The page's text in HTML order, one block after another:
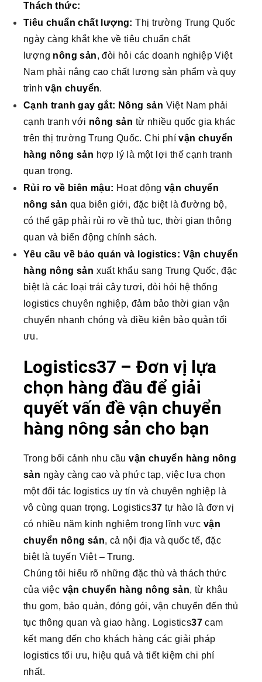
Thách thức:
Tiêu chuẩn chất lượng: Thị trường Trung Quốc
ngày càng khắt khe về tiêu chuẩn chất
lượng nông sản, đòi hỏi các doanh nghiệp Việt
Nam phải nâng cao chất lượng sản phẩm và quy
trìnhvận chuyển.
Cạnh tranh gay gắt: Nông sản Việt Nam phải
cạnh tranh với nông sản từ nhiều quốc gia khác
trên thị trường Trung Quốc. Chi phívận chuyển
hàng nông sản hợp lý là một lợi thế cạnh tranh
quan trọng.
Rủi ro về biên mậu: Hoạt độngvận chuyển
nông sản qua biên giới, đặc biệt là đường bộ,
có thể gặp phải rủi ro về thủ tục, thời gian thông
quan và biến động chính sách.
Yêu cầu về bảo quản và logistics: Vận chuyển
hàng nông sản xuất khẩu sang Trung Quốc, đặc
biệt là các loại trái cây tươi, đòi hỏi hệ thống
logistics chuyên nghiệp, đảm bảo thời gian vận
chuyển nhanh chóng và điều kiện bảo quản tối
ưu.
Logistics37 – Đơn vị lựa
chọn hàng đầu để giải
quyết vấn đề vận chuyển
hàng nông sản cho bạn
Trong bối cảnh nhu cầuvận chuyển hàng nông
sản ngày càng cao và phức tạp, việc lựa chọn
một đối tác logistics uy tín và chuyên nghiệp là
vô cùng quan trọng. Logistics37 tự hào là đơn vị
có nhiều năm kinh nghiệm trong lĩnh vực vận
chuyển nông sản, cả nội địa và quốc tế, đặc
biệt là tuyến Việt – Trung.
Chúng tôi hiểu rõ những đặc thù và thách thức
của việc vận chuyển hàng nông sản, từ khâu
thu gom, bảo quản, đóng gói, vận chuyển đến thủ
tục thông quan và giao hàng. Logistics37 cam
kết mang đến cho khách hàng các giải pháp
logistics tối ưu, hiệu quả và tiết kiệm chi phí
nhất.